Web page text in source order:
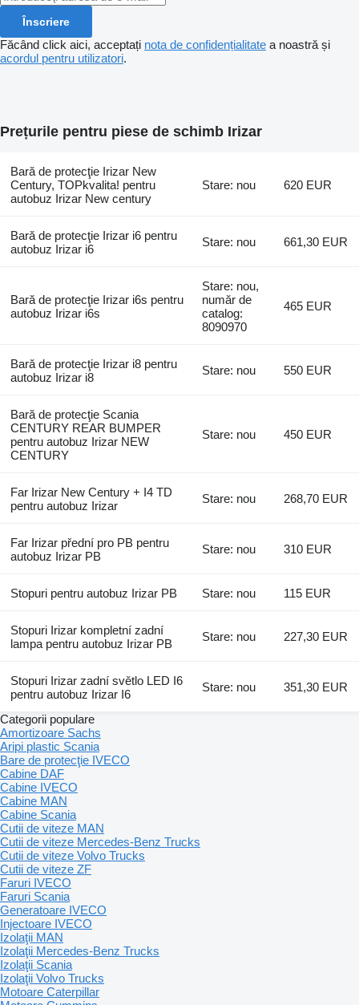
Înscriere
Făcând click aici, acceptați nota de confidențialitate a noastră și
acordul pentru utilizatori.
Prețurile pentru piese de schimb Irizar
Bară de protecţie Irizar New
Century, TOPkvalita! pentru
autobuz Irizar New century
Stare: nou 620 EUR
Bară de protecţie Irizar i6 pentru
autobuz Irizar i6
Stare: nou 661,30 EUR
Bară de protecţie Irizar i6s pentru
autobuz Irizar i6s
Stare: nou,
număr de
catalog:
8090970
465 EUR
Bară de protecţie Irizar i8 pentru
autobuz Irizar i8
Stare: nou 550 EUR
Bară de protecţie Scania
CENTURY REAR BUMPER
pentru autobuz Irizar NEW
CENTURY
Stare: nou 450 EUR
Far Irizar New Century + I4 TD
pentru autobuz Irizar
Stare: nou 268,70 EUR
Far Irizar přední pro PB pentru
autobuz Irizar PB
Stare: nou 310 EUR
Stopuri pentru autobuz Irizar PB Stare: nou 115 EUR
Stopuri Irizar kompletní zadní
lampa pentru autobuz Irizar PB
Stare: nou 227,30 EUR
Stopuri Irizar zadní světlo LED I6
pentru autobuz Irizar I6
Stare: nou 351,30 EUR
Categorii populare
Amortizoare Sachs
Aripi plastic Scania
Bare de protecţie IVECO
Cabine DAF
Cabine IVECO
Cabine MAN
Cabine Scania
Cutii de viteze MAN
Cutii de viteze Mercedes-Benz Trucks
Cutii de viteze Volvo Trucks
Cutii de viteze ZF
Faruri IVECO
Faruri Scania
Generatoare IVECO
Injectoare IVECO
Izolaţii MAN
Izolaţii Mercedes-Benz Trucks
Izolaţii Scania
Izolaţii Volvo Trucks
Motoare Caterpillar